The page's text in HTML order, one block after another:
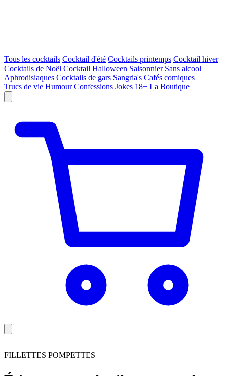
Tous les cocktails Cocktail d'été Cocktails printemps Cocktail hiver
Cocktails de Noël Cocktail Halloween Saisonnier Sans alcool
Aphrodisiaques Cocktails de gars Sangria's Cafés comiques
Trucs de vie Humour Confessions Jokes 18+ La Boutique
FILLETTES POMPETTES